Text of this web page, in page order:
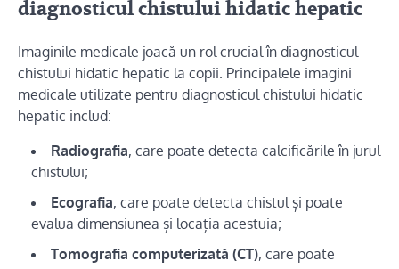
diagnosticul chistului hidatic hepatic
Imaginile medicale joacă un rol crucial în diagnosticul
chistului hidatic hepatic la copii. Principalele imagini
medicale utilizate pentru diagnosticul chistului hidatic
hepatic includ:
Radiografia, care poate detecta calcificările în jurul
chistului;
Ecografia, care poate detecta chistul și poate
evalua dimensiunea și locația acestuia;
Tomografia computerizată (CT), care poate